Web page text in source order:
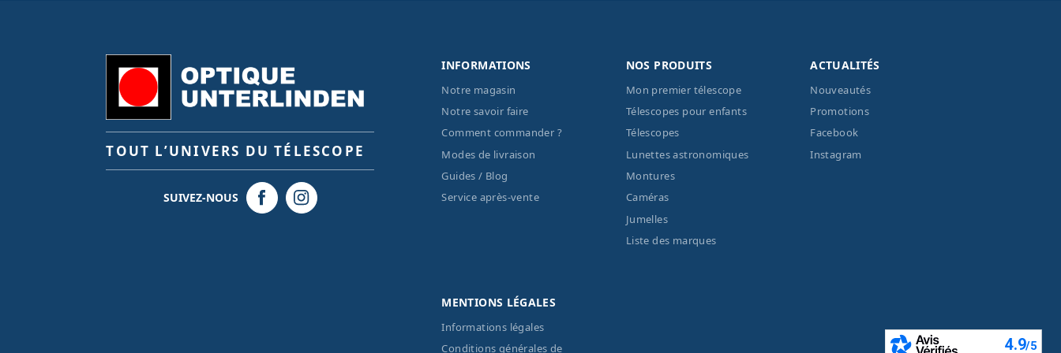
TOUT L’UNIVERS DU TÉLESCOPE
SUIVEZ-NOUS
INFORMATIONS
Notre magasin
Notre savoir faire
Comment commander ?
Modes de livraison
Guides / Blog
Service après-vente
NOS PRODUITS
Mon premier télescope
Télescopes pour enfants
Télescopes
Lunettes astronomiques
Montures
Caméras
Jumelles
Liste des marques
ACTUALITÉS
Nouveautés
Promotions
Facebook
Instagram
MENTIONS LÉGALES
Informations légales
Conditions générales de